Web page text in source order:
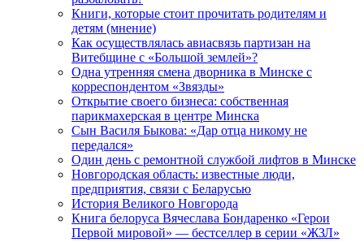
Книги, которые стоит прочитать родителям и
детям (мнение)
Как осуществлялась авиасвязь партизан на
Витебщине с «Большой землей»?
Одна утренняя смена дворника в Минске с
корреспондентом «Звязды»
Открытие своего бизнеса: собственная
парикмахерская в центре Минска
Сын Василя Быкова: «Дар отца никому не
передался»
Один день с ремонтной службой лифтов в Минске
Новгородская область: известные люди,
предприятия, связи с Беларусью
История Великого Новгорода
Книга белоруса Вячеслава Бондаренко «Герои
Первой мировой» — бестселлер в серии «ЖЗЛ»